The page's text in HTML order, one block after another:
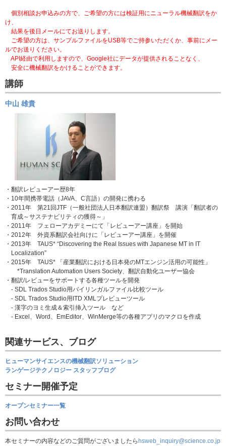
個別相談お申込みの方で、ご希望の方には検証用にニューラル機械翻訳をか
け、
結果を後日メールにてお送りします。
ご希望の方は、サンプルファイルをUSB等でご持参いただくか、事前にメー
ルでお送りください。
API経由で利用しますので、Google社にデータが提供されることなく、
安全に機械翻訳をかけることができます。
講師
中山 雄貴
・翻訳レビューアー歴8年
・10年間携帯電話（JAVA、C言語）の開発に携わる
・2011年 第21回JTF（一般社団法人日本翻訳連盟）翻訳祭 講演「翻訳者の
育成～サステナビリティの獲得～」
・2011年 フェローアカデミーにて「レビューアー講座」を開始
・2012年 外資系翻訳会社向けに「レビューアー講座」を開催
・2013年 TAUS* “Discovering the Real Issues with Japanese MT in IT
Localization”
・2015年 TAUS* 「産業翻訳における日本発のMTエンジン活用の可能性」
*Translation Automation Users Society、翻訳自動化ユーザー協会
・翻訳/レビューをサポートする各種ツールを開発
- SDL Trados Studio用バイリンガルファイル比較ツール
- SDL Trados Studio用ITD XMLプレビューツール
- 漢字のヨミ生成＆索引挿入ツール など
- Excel、Word、EmEditor、WinMerge等の各種アプリのマクロを作成
関連サービス、ブログ
ヒューマンサイエンスの機械翻訳ソリューション
ランゲージテクノロジー スタッフブログ
セミナー開催予定
オープンセミナー一覧
お問い合わせ
本セミナーの内容などのご質問がございましたら hsweb_inquiry@science.co.jp